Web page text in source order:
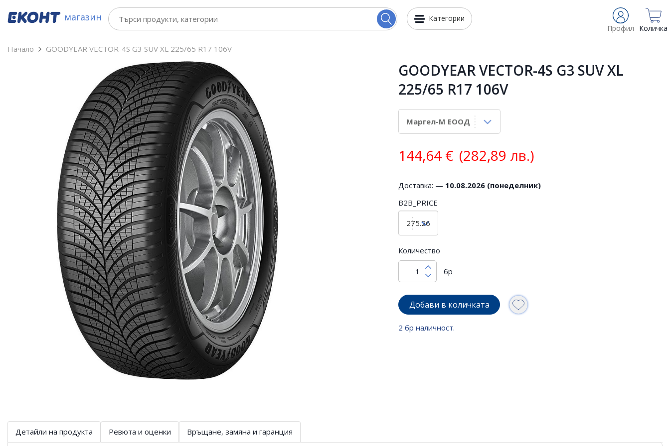
магазин
Профил Количка
Категории
Начало GOODYEAR VECTOR-4S G3 SUV XL 225/65 R17 106V
GOODYEAR VECTOR-4S G3 SUV XL
225/65 R17 106V
144,64 € (282,89 лв.)
Доставка: — 10.08.2026 (понеделник)
B2B_PRICE
Количество
бр
Добави в количката
2 бр наличност.
Детайли на продукта Ревюта и оценки Връщане, замяна и гаранция